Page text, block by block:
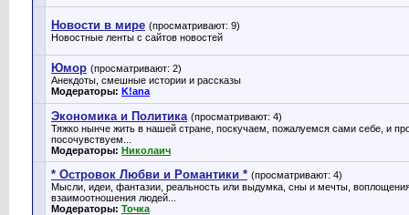
Новости в мире (просматривают: 9)
Новостные ленты с сайтов новостей
Юмор (просматривают: 2)
Анекдоты, смешные истории и рассказы
Модераторы: K!ana
Экономика и Политика (просматривают: 4)
Тяжко нынче жить в нашей стране, поскучаем, пожалуемся сами себе, и
посочувствуем...
Модераторы: Николаич
* Островок Любви и Романтики * (просматривают: 4)
Мысли, идеи, фантазии, реальность или выдумка, сны и мечты,
взаимоотношения людей...
Модераторы: Точка